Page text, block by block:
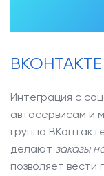
ВКОНТАКТЕ
Интеграция с
автосервисам и
группа
делают заказы
позволяет вести